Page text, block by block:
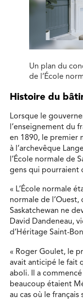
Un plan du
de l’École
Histoire du
Lorsque le
l’enseignement du
en 1890, le premier
à l’archevêque
l’École normale de
gens qui pourraient
« L’École normale
normale de
Saskatchewan ne
David Dandeneau,
d’Héritage Saint-
« Roger Goulet, le
avait anticipé le fait
aboli. Il a
beaucoup étaient
au cas où le